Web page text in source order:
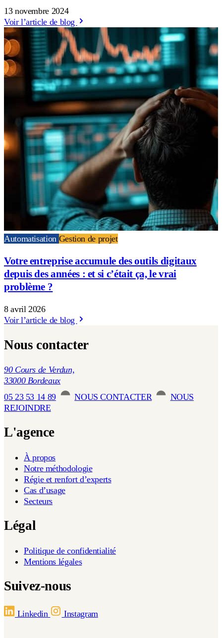
13 novembre 2024
Voir l’article de blog
Automatisation Gestion de projet
Votre entreprise accumule des outils digitaux
depuis des années : et si c’était ça, le vrai
problème ?
8 avril 2026
Voir l’article de blog
Nous contacter
90 Cours de Verdun,
33000 Bordeaux
05 23 53 14 89
NOUS CONTACTER
NOUS
REJOINDRE
L'agence
À propos
Notre méthodologie
Régie et renfort d’experts
Cas d’usage
Secteurs
Légal
Politique de confidentialité
Mentions légales
Suivez-nous
Linkedin Instagram